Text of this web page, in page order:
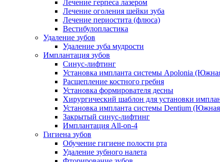
Лечение герпеса лазером
Лечение оголения шейки зуба
Лечение периостита (флюса)
Вестибулопластика
Удаление зубов
Удаление зуба мудрости
Имплантация зубов
Синус-лифтинг
Установка импланта системы Apolonia
Расщепление костного гребня
Установка формирователя десны
Хирургический шаблон для установки
Установка импланта системы Dentium
Закрытый синус-лифтинг
Имплантация All-on-4
Гигиена зубов
Обучение гигиене полости рта
Удаление зубного налета